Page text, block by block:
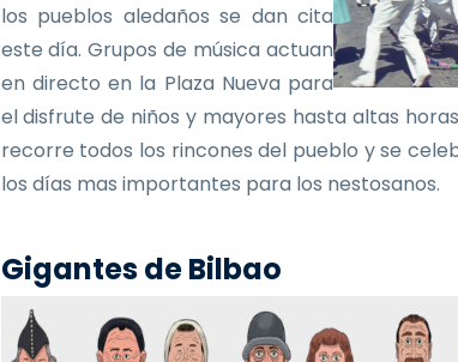
los pueblos aledaños se dan cita
este día. Grupos de música actuan
en directo en la Plaza Nueva para
el disfrute de niños y mayores hasta altas
recorre todos los rincones del pueblo y se
los días mas importantes para los nestosanos.
Gigantes de Bilbao